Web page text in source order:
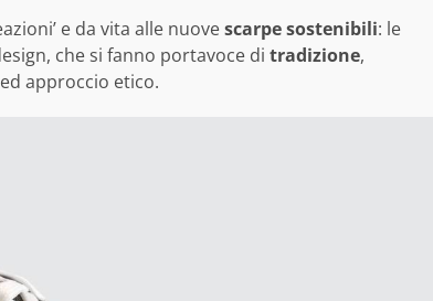
e da vita alle nuovescarpe sostenibili: le
che si fanno portavoce di tradizione,
ed approccio etico.